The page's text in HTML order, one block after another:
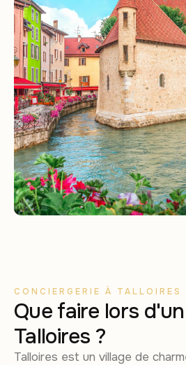
CONCIERGERIE À TALLOIRES
Que faire lors
Talloires ?
Talloires est un village de